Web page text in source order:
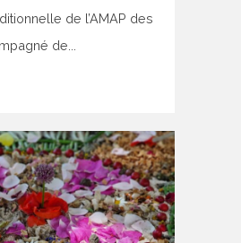
de l’AMAP des
de...